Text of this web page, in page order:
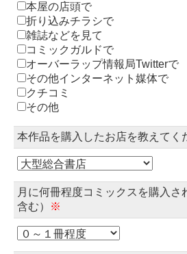
本屋の店頭で
折り込みチラシで
雑誌などを見て
コミックガルドで
オーバーラップ情報局Twitterで
その他インターネット媒体で
クチコミ
その他
本作品を購入したお店を教えてく
月に何冊程度コミックスを購入さ
含む）
※